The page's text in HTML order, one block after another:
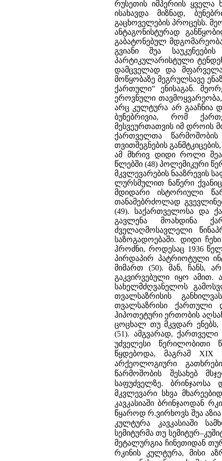
ამგვარად, ქართველი
უძველესი წერილობითი
წყდებოდა, მაგრამ XIX
არქეოლოგიური
წარმოშობის შესახებ
საფუძველზე.ბრინჯაოსა
მკვლევარი სხვა
კავკასიაში ბრინჯაოდან
წყაროდ რ.ვირხოვს შუა
კულტურა კავკასიაში
სემიტურმა თუ
მეტალურგია ჩინეთიდან
რკინის კულტურა, მისი